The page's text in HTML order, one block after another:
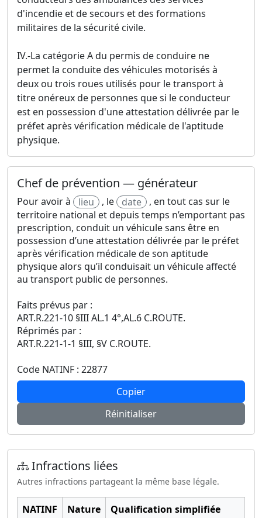
d'incendie et de secours et des formations
militaires de la sécurité civile.
IV.-La catégorie A du permis de conduire ne
permet la conduite des véhicules motorisés à
deux ou trois roues utilisés pour le transport à
titre onéreux de personnes que si le conducteur
est en possession d'une attestation délivrée par le
préfet après vérification médicale de l'aptitude
physique.
Chef de prévention — générateur
Pour avoir à lieu , le date
, en tout cas sur le
territoire national et depuis temps n’emportant pas
prescription, conduit un véhicule sans être en
possession d’une attestation délivrée par le préfet
après vérification médicale de son aptitude
physique alors qu’il conduisait un véhicule affecté
au transport public de personnes.
Faits prévus par :
ART.R.221-10 §III AL.1 4°,AL.6 C.ROUTE.
Réprimés par :
ART.R.221-1-1 §III, §V C.ROUTE.
Code NATINF : 22877
Copier
Réinitialiser
Infractions liées
Autres infractions partageant la même base légale.
NATINF Nature
Qualification simplifiée